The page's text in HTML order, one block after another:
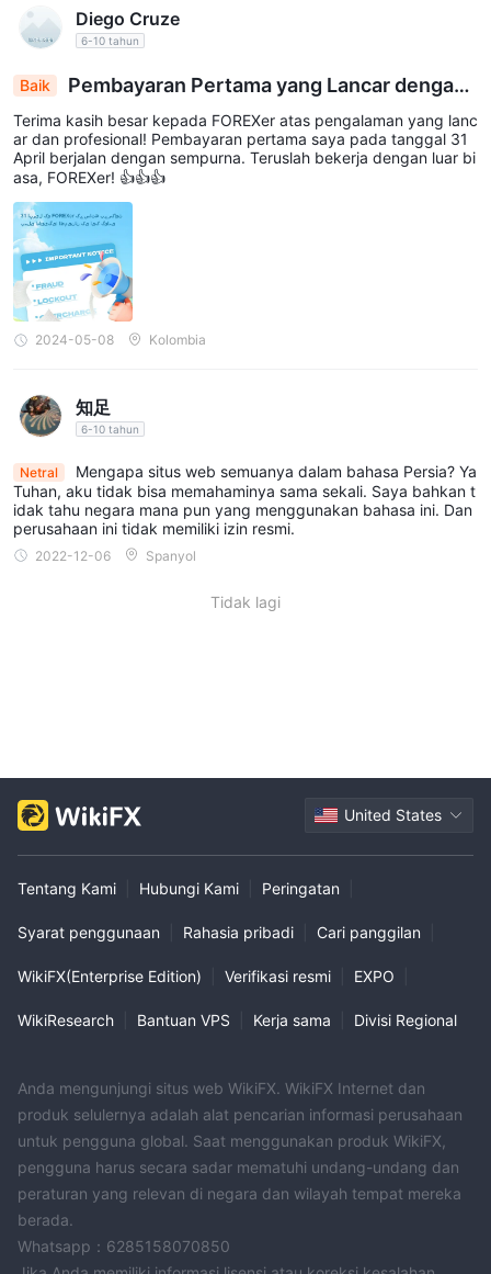
Diego Cruze
6-10 tahun
Baik
Pembayaran Pertama yang Lancar dengan
FOREXer pada 31 April: Sebuah Testimoni Kepua
san
Terima kasih besar kepada FOREXer atas pengalaman yang lanc
ar dan profesional! Pembayaran pertama saya pada tanggal 31
April berjalan dengan sempurna. Teruslah bekerja dengan luar bi
asa, FOREXer! 👍👍👍
2024-05-08 Kolombia
知足
6-10 tahun
Netral
Mengapa situs web semuanya dalam bahasa Persia? Ya
Tuhan, aku tidak bisa memahaminya sama sekali. Saya bahkan t
idak tahu negara mana pun yang menggunakan bahasa ini. Dan
perusahaan ini tidak memiliki izin resmi.
2022-12-06 Spanyol
Tidak lagi
United States
Tentang Kami Hubungi Kami Peringatan
Syarat penggunaan Rahasia pribadi Cari panggilan
WikiFX(Enterprise Edition) Verifikasi resmi EXPO
WikiResearch Bantuan VPS Kerja sama Divisi Regional
Anda mengunjungi situs web WikiFX. WikiFX Internet dan
produk selulernya adalah alat pencarian informasi perusahaan
untuk pengguna global. Saat menggunakan produk WikiFX,
pengguna harus secara sadar mematuhi undang-undang dan
peraturan yang relevan di negara dan wilayah tempat mereka
berada.
Whatsapp：6285158070850